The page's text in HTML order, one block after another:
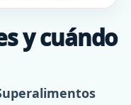
y cuándo